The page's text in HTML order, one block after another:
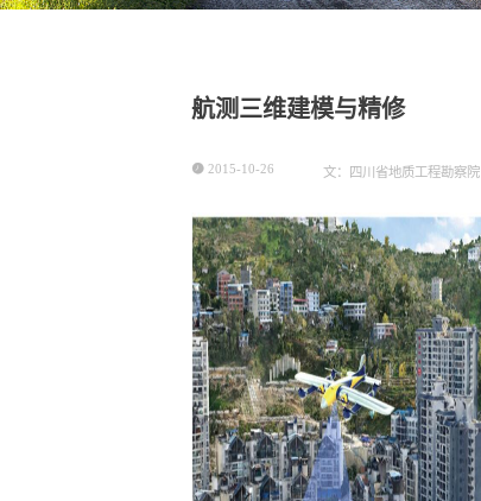
航测三维建模与精修
 2015-10-26 文：四川省地质工程勘察院